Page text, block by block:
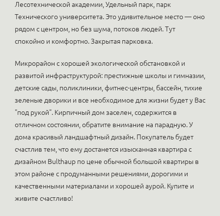
Лесотехнической академии, Удельный парк, парк
Технического университета. Это удивительное место — оно
рядом с центром, но без шума, потоков людей. Тут
спокойно и комфортно. Закрытая парковка.
Микрорайон с хорошей экологической обстановкой и
развитой инфраструктурой: престижные школы и гимназии,
детские сады, поликлиники, фитнес-центры, бассейн, тихие
зеленые дворики и все необходимое для жизни будет у Вас
"под рукой". Кирпичный дом заселен, содержится в
отличном состоянии, обратите внимание на парадную. У
дома красивый ландшафтный дизайн. Покупатель будет
счастлив тем, что ему достанется изысканная квартира с
дизайном Bulthaup по цене обычной большой квартиры в
этом районе с продуманными решениями, дорогими и
качественными материалами и хорошей аурой. Купите и
живите счастливо!